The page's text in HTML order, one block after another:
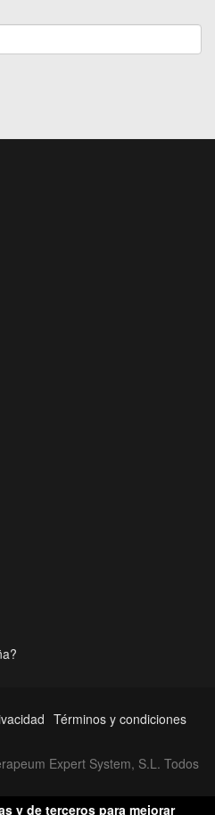
Términos y condiciones
Expert System, S.L. Todos
y de terceros para mejorar